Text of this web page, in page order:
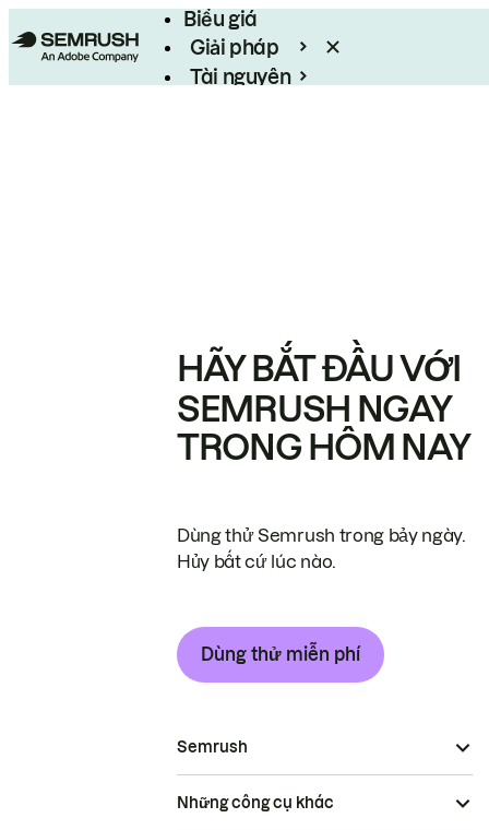
Biểu giá
Giải pháp
Tài nguyên
HÃY BẮT ĐẦU VỚI
SEMRUSH NGAY
TRONG HÔM NAY
Dùng thử Semrush trong bảy ngày.
Hủy bất cứ lúc nào.
Dùng thử miễn phí
Semrush
Những công cụ khác